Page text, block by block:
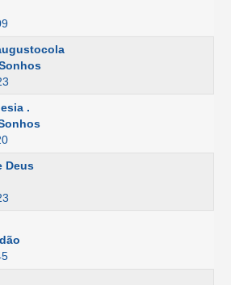
.
Deus